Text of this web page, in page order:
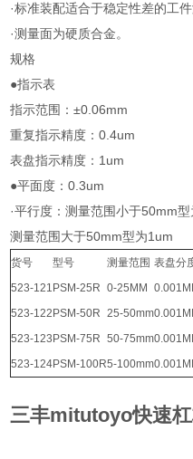
·标准装配适合于稳定性差的工
·测量面为硬质合金。
规格
●指示表
指示范围：±0.06mm
重复指示精度：0.4um
表盘指示精度：1um
●平面度：0.3um
·平行度：测量范围小于50mm
测量范围大于50mm型为1um
货号 型号 测量范围 表盘分
523-121 PSM-25R 0-25MM
523-122 PSM-50R 25-50mm
523-123 PSM-75R 50-75mm
523-124PSM-100R5-100mm
三丰mitutoyo快速